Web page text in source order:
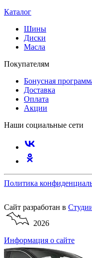
Каталог
Шины
Диски
Масла
Покупателям
Бонусная
Доставка
Оплата
Акции
Наши социальные сети
Политика
Сайт разработан в
2026
Информация о сайте